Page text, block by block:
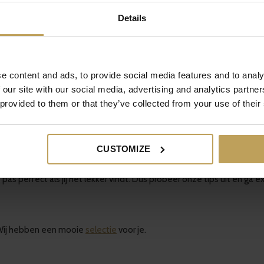
Details
content and ads, to provide social media features and to
site with our social media, advertising and analytics
to them or that they’ve collected from your use of
CUSTOMIZE
ook de trektijd van de thee. In de afbeelding is te zien welke
langer laten trekken. En als je ‘m wat lichter wil geef je het
rusten in het water. Dus we raden het af om het filter of zakje
zelf licht te bewegen om de smaak vrij te geven.
perfect als jij het lekker vindt. Dus probeer onze tips uit en ga
hebben een mooie selectie voor je.